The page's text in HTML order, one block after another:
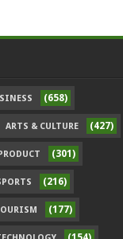
(658)
ARTS & CULTURE (427)
(301)
(216)
(177)